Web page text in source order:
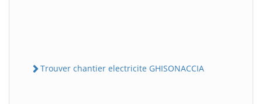
Trouver chantier electricite GHISONACCIA